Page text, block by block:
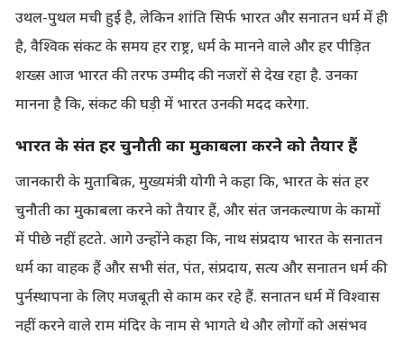
उथल-पुथल मची हुई है, लेकिन शांति सिर्फ भारत और सनातन धर्म में ही
है, वैश्विक संकट के समय हर राष्ट्र, धर्म के मानने वाले और हर पीड़ित
शख्स आज भारत की तरफ उम्मीद की नजरों से देख रहा है. उनका
मानना है कि, संकट की घड़ी में भारत उनकी मदद करेगा.
भारत के संत हर चुनौती का मुकाबला करने को तैयार हैं
जानकारी के मुताबिक़, मुख्यमंत्री योगी ने कहा कि, भारत के संत हर
चुनौती का मुकाबला करने को तैयार हैं, और संत जनकल्याण के कामों
में पीछे नहीं हटते. आगे उन्होंने कहा कि, नाथ संप्रदाय भारत के सनातन
धर्म का वाहक हैं और सभी संत, पंत, संप्रदाय, सत्य और सनातन धर्म की
पुर्नस्थापना के लिए मजबूती से काम कर रहे हैं. सनातन धर्म में विश्वास
नहीं करने वाले राम मंदिर के नाम से भागते थे और लोगों को असंभव